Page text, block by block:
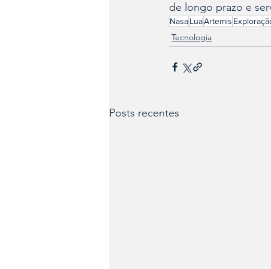
de longo prazo e
NasaLuaArtemis
Tecnologia
Posts recentes